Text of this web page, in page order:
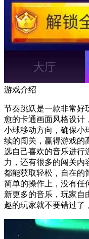
游戏介绍
节奏跳跃是一款非常好
愈的卡通画面风格设计
小球移动方向，确保小
续的闯关，赢得游戏的
选自己喜欢的音乐进行
力，还有很多的闯关内
都能获取轻松，自在的
简单的操作上，没有任
新更多的音乐，玩家自
趣的玩家就不要错过了